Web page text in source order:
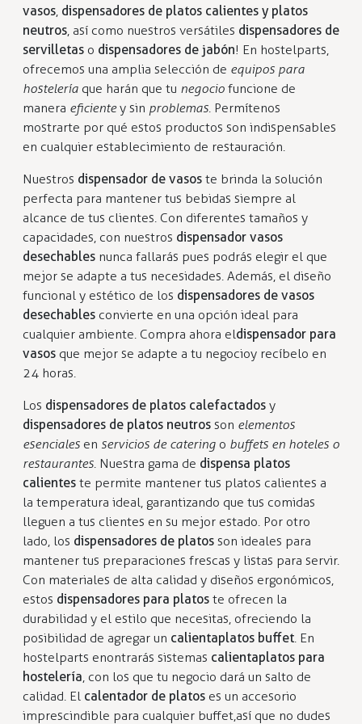
vasos, dispensadores de platos calientes y platos
neutros, así como nuestros versátiles dispensadores de
servilletas o dispensadores de jabón! En hostelparts,
ofrecemos una amplia selección de equipos para
hostelería que harán que tu negocio funcione de
manera eficientey sin problemas. Permítenos
mostrarte por qué estos productos son indispensables
en cualquier establecimiento de restauración.
Nuestros dispensador de vasos te brinda la solución
perfecta para mantener tus bebidas siempre al
alcance de tus clientes. Con diferentes tamaños y
capacidades, con nuestros dispensador vasos
desechables nunca fallarás pues podrás elegir el que
mejor se adapte a tus necesidades. Además, el diseño
funcional y estético de los dispensadores de vasos
desechables convierte en una opción ideal para
cualquier ambiente. Compra ahora eldispensador para
vasos que mejor se adapte a tu negocio y recíbelo en
24 horas.
Los dispensadores de platos calefactados y
dispensadores de platos neutros son elementos
esenciales en servicios de catering o buffets en hoteles o
restaurantes. Nuestra gama de dispensa platos
calientes te permite mantener tus platos calientes a
la temperatura ideal, garantizando que tus comidas
lleguen a tus clientes en su mejor estado. Por otro
lado, los dispensadores de platos son ideales para
mantener tus preparaciones frescas y listas para servir.
Con materiales de alta calidad y diseños ergonómicos,
estos dispensadores para platos te ofrecen la
durabilidad y el estilo que necesitas, ofreciendo la
posibilidad de agregar un calientaplatos buffet. En
hostelparts enontrarás sistemas calientaplatos para
hostelería, con los que tu negocio dará un salto de
calidad. El calentador de platos es un accesorio
imprescindible para cualquier buffet, así que no dudes